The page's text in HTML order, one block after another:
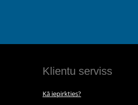
Klientu serviss
Kā iepirkties?